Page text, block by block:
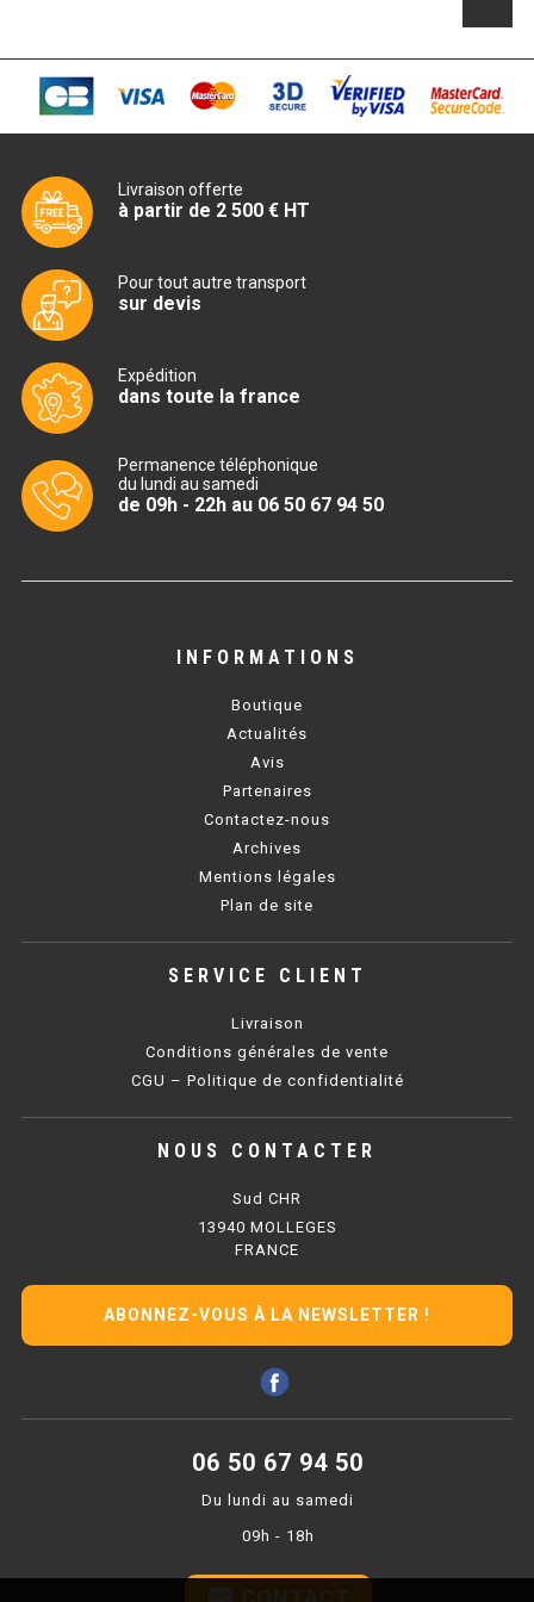
MACHINE À GRANITÉ
PRÉSENTOIR DE VENTE
VITRINE RÉFRIGÉRÉE
BUFFET CHAUD / FROID
CUISINIÈRE
CUISINIÈRE 600 GAZ
CUISINIÈRE 600 ÉLECTRIQUE
CUISINIÈRE 700 ÉLECTRIQUE
CUISINIÈRE 900 ÉLECTRIQUE
BAIN MARIE SÉRIE UOC
BAIN MARIE 600 ÉLECTRIQUE
BAIN MARIE 700 ÉLECTRIQUE
BAIN MARIE 900 ÉLECTRIQUE
CHAUFFE FRITES SÉRIE UOC
CHAUFFE FRITES 700 ÉLECTRIQUE
PLAQUE DE CUISSON
PLAQUE SÉRIE UOC
PLAQUE 650 GAZ
Livraison offerte
à partir de 2 500 € HT
Pour tout autre transport
sur devis
Expédition
dans toute la france
Permanence téléphonique
du lundi au samedi
de 09h - 22h au 06 50 67 94 50
INFORMATIONS
Boutique
Actualités
Avis
Partenaires
Contactez-nous
Archives
Mentions légales
Plan de site
SERVICE CLIENT
Livraison
Conditions générales de vente
CGU – Politique de confidentialité
NOUS CONTACTER
Sud CHR
13940 MOLLEGES
FRANCE
ABONNEZ-VOUS À LA NEWSLETTER !
06 50 67 94 50
Du lundi au samedi
09h - 18h